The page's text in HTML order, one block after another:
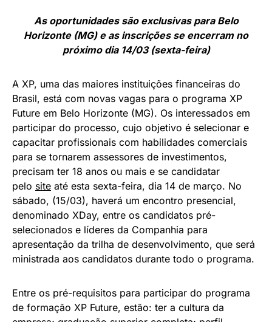
As oportunidades são exclusivas para Belo
Horizonte (MG) e as inscrições se encerram no
próximo dia 14/03 (sexta-feira)
A XP, uma das maiores instituições financeiras do
Brasil, está com novas vagas para o programa XP
Future em Belo Horizonte (MG). Os interessados em
participar do processo, cujo objetivo é selecionar e
capacitar profissionais com habilidades comerciais
para se tornarem assessores de investimentos,
precisam ter 18 anos ou mais e se candidatar
pelo site até esta sexta-feira, dia 14 de março. No
sábado, (15/03), haverá um encontro presencial,
denominado XDay, entre os candidatos pré-
selecionados e líderes da Companhia para
apresentação da trilha de desenvolvimento, que será
ministrada aos candidatos durante todo o programa.
Entre os pré-requisitos para participar do programa
de formação XP Future, estão: ter a cultura da